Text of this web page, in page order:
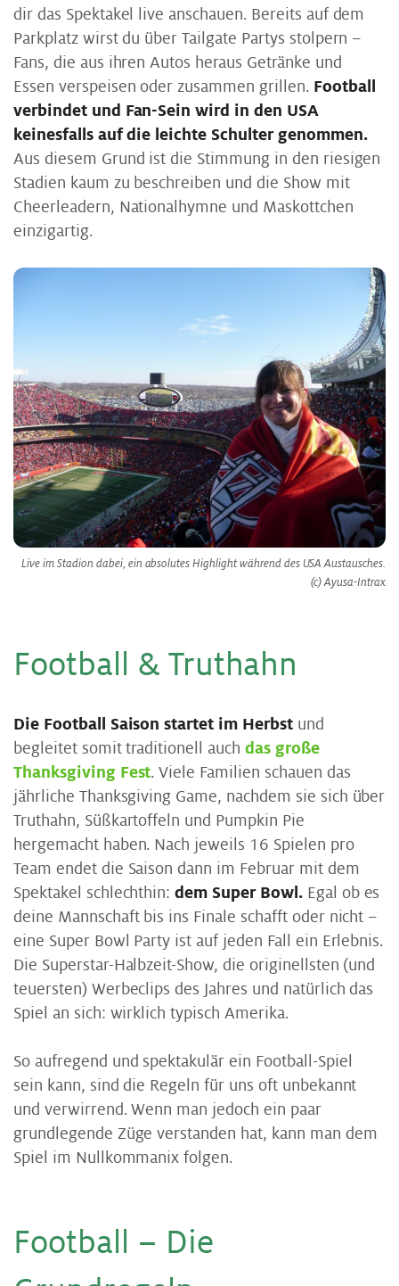
dir das Spektakel live anschauen. Bereits auf dem
Parkplatz wirst du über Tailgate Partys stolpern –
Fans, die aus ihren Autos heraus Getränke und
Essen verspeisen oder zusammen grillen. Football
verbindet und Fan-Sein wird in den USA
keinesfalls auf die leichte Schulter genommen.
Aus diesem Grund ist die Stimmung in den riesigen
Stadien kaum zu beschreiben und die Show mit
Cheerleadern, Nationalhymne und Maskottchen
einzigartig.
Live im Stadion dabei, ein absolutes Highlight während des USA Austausches.
(c) Ayusa-Intrax
Foot­ball & Trut­hahn
Die Football Saison startet im Herbstund
begleitet somit traditionell auch das große
Thanksgiving Fest. Viele Familien schauen das
jährliche Thanksgiving Game, nachdem sie sich über
Truthahn, Süßkartoffeln und Pumpkin Pie
hergemacht haben. Nach jeweils 16 Spielen pro
Team endet die Saison dann im Februar mit dem
Spektakel schlechthin: dem Super Bowl. Egal ob es
deine Mannschaft bis ins Finale schafft oder nicht –
eine Super Bowl Party ist auf jeden Fall ein Erlebnis.
Die Superstar-Halbzeit-Show, die originellsten (und
teuersten) Werbeclips des Jahres und natürlich das
Spiel an sich: wirklich typisch Amerika.
So aufregend und spektakulär ein Football-Spiel
sein kann, sind die Regeln für uns oft unbekannt
und verwirrend. Wenn man jedoch ein paar
grundlegende Züge verstanden hat, kann man dem
Spiel im Nullkommanix folgen.
Football – Die